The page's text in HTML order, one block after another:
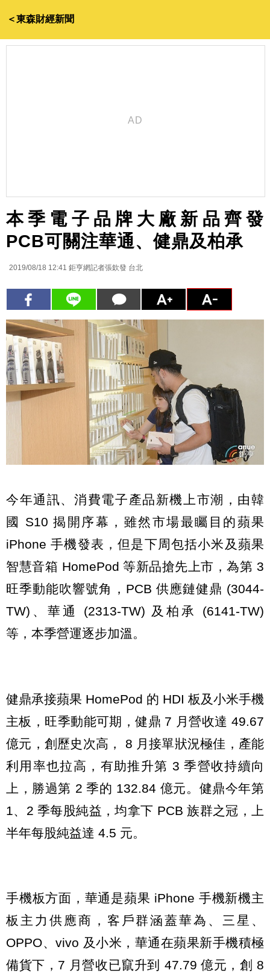
＜東森財經新聞
本季電子品牌大廠新品齊發
PCB可關注華通、健鼎及柏承
2019/08/18 12:41 鉅亨網記者張欽發 台北
今年通訊、消費電子產品新機上市潮，由韓
國 S10 揭開序幕，雖然市場最矚目的蘋果
iPhone 手機發表，但是下周包括小米及蘋果
智慧音箱 HomePod 等新品搶先上市，為第 3
旺季動能吹響號角，PCB 供應鏈健鼎 (3044-
TW)、華通 (2313-TW) 及柏承 (6141-TW)
等，本季營運逐步加溫。
健鼎承接蘋果 HomePod 的 HDI 板及小米手機
主板，旺季動能可期，健鼎 7 月營收達 49.67
億元，創歷史次高， 8 月接單狀況極佳，產能
利用率也拉高，有助推升第 3 季營收持續向
上，勝過第 2 季的 132.84 億元。健鼎今年第
1、2 季每股純益，均拿下 PCB 族群之冠，上
半年每股純益達 4.5 元。
手機板方面，華通是蘋果 iPhone 手機新機主
板主力供應商，客戶群涵蓋華為、三星、
OPPO、vivo 及小米，華通在蘋果新手機積極
備貨下，7 月營收已竄升到 47.79 億元，創 8